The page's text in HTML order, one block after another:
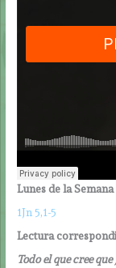
Lunes de la
1Jn 5,1-5
Lectura
Todo el que cree